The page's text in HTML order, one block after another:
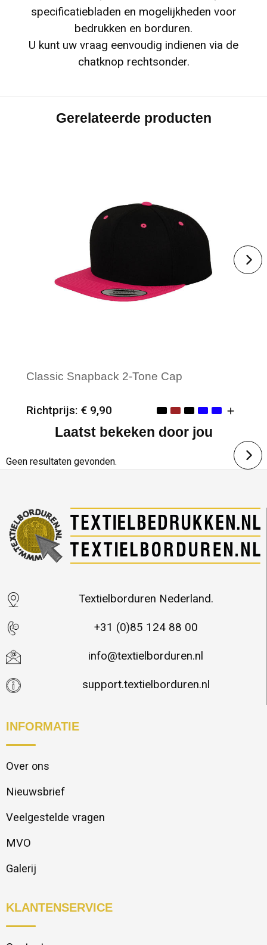
specificatiebladen en mogelijkheden voor
bedrukken en borduren.
U kunt uw vraag eenvoudig indienen via de
chatknop rechtsonder.
Gerelateerde producten
Classic Snapback 2-Tone Cap
Richtprijs: € 9,90
Minimale afname: 25
Laatst bekeken door jou
Geen resultaten gevonden.
Textielborduren Nederland.
+31 (0)85 124 88 00
info@textielborduren.nl
support.textielborduren.nl
INFORMATIE
Over ons
Nieuwsbrief
Veelgestelde vragen
MVO
Galerij
KLANTENSERVICE